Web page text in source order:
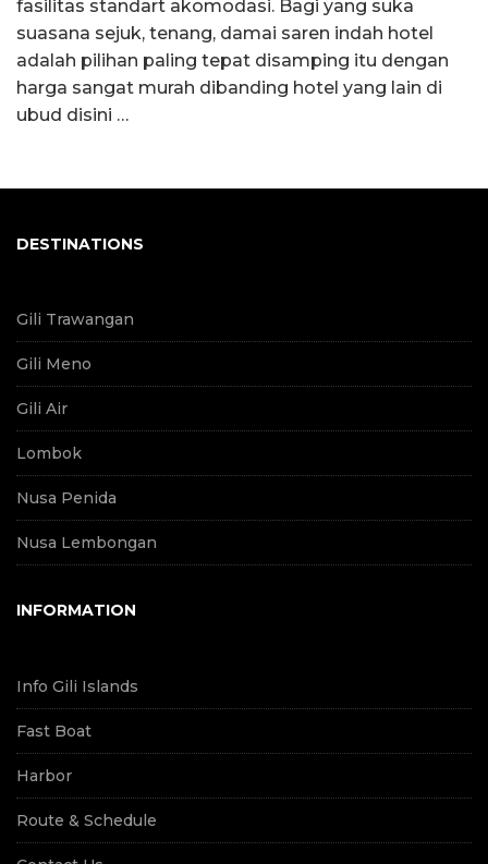
fasilitas standart akomodasi. Bagi yang suka
suasana sejuk, tenang, damai saren indah hotel
adalah pilihan paling tepat disamping itu dengan
harga sangat murah dibanding hotel yang lain di
ubud disini …
DESTINATIONS
Gili Trawangan
Gili Meno
Gili Air
Lombok
Nusa Penida
Nusa Lembongan
INFORMATION
Info Gili Islands
Fast Boat
Harbor
Route & Schedule